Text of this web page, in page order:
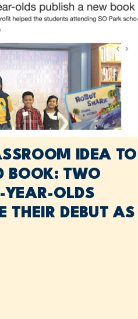
IDEA TO
BOOK: TWO
YEAR-OLDS
THEIR DEBUT AS